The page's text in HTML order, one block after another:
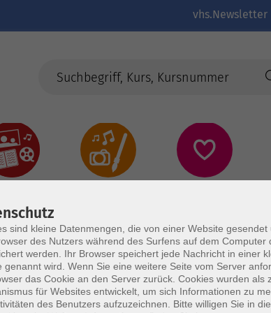
vhs.Newsletter
sind kleine Datenmengen, die von einer Website gesendet
des Nutzers während des Surfens auf dem Computer
werden. Ihr Browser speichert jede Nachricht in einer
genannt wird. Wenn Sie eine weitere Seite vom Server
das Cookie an den Server zurück. Cookies wurden als
für Websites entwickelt, um sich Informationen zu
des Benutzers aufzuzeichnen. Bitte willigen Sie in